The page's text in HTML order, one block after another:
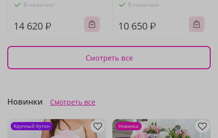
В наличии
14 620 ₽
В наличии
10 650 ₽
Смотреть все
Новинки Смотреть все
Крупный бутон Новинка